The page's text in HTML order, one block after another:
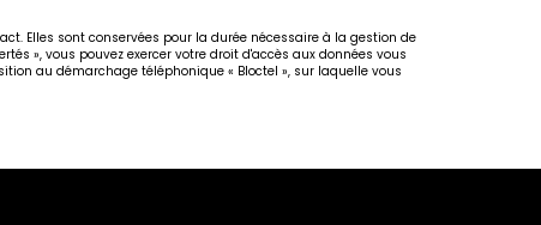
Elles sont conservées pour la durée nécessaire à la gestion de
», vous pouvez exercer votre droit d'accès aux données vous
au démarchage téléphonique « Bloctel », sur laquelle vous